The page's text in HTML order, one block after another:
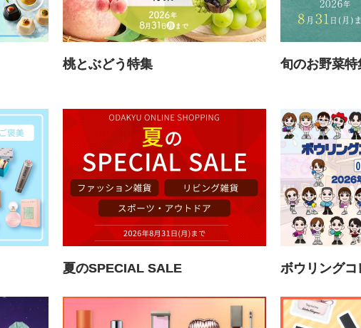
桃とぶどう特集 旬のお野菜
夏のSPECIAL SALE ボウリング